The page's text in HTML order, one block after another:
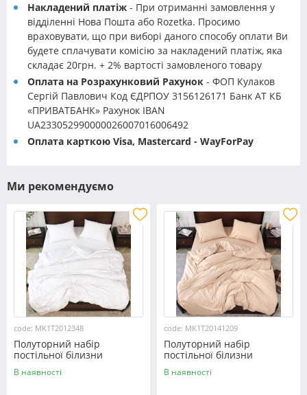
Накладений платіж - При отриманні замовлення у
відділенні Нова Пошта або Rozetka. Просимо
враховувати, що при виборі даного способу оплати Ви
будете сплачувати комісію за накладений платіж, яка
складає 20грн. + 2% вартості замовленого товару
Оплата на Розрахунковий Рахунок - ФОП Кулаков
Сергій Павлович Код ЄДРПОУ 3156126171 Банк АТ КБ
«ПРИВАТБАНК» Рахунок IBAN
UA233052990000026007016006492
Оплата карткою Visa, Mastercard - WayForPay
Ми рекомендуємо
code: MK1T2012348
Полуторний набір
постільної білизни
150*220 із мікрофібри
№2012348 Черешенка™
В наявності
code: MK1T20141209
Полуторний набір
постільної білизни
150*220 із мікрофібри
№20141209 Черешенка™
В наявності